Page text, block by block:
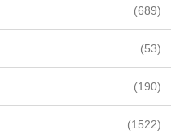
(689)
(53)
(190)
(1522)